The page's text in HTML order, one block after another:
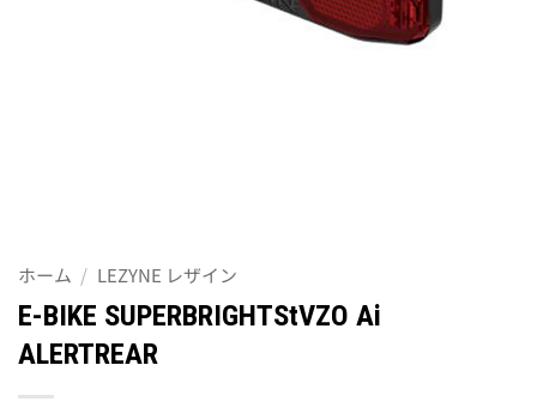
ホーム / LEZYNE レザイン
E-BIKE SUPERBRIGHTStVZO Ai
ALERTREAR